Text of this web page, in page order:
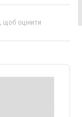
, щоб оцінити